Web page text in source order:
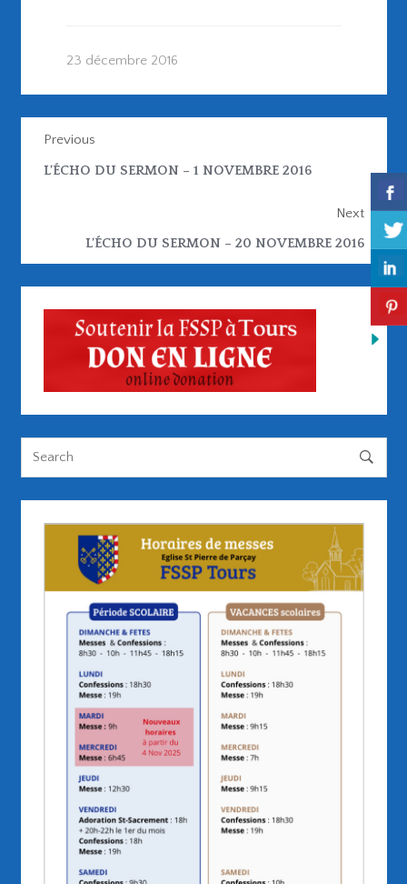
23 décembre 2016
Previous
L’ÉCHO DU SERMON – 1 NOVEMBRE 2016
Next
L’ÉCHO DU SERMON – 20 NOVEMBRE 2016
